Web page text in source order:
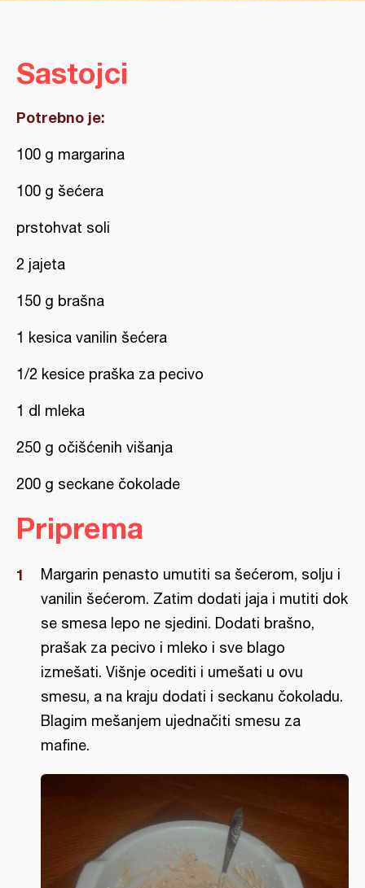
Sastojci
Potrebno je:
100 g margarina
100 g šećera
prstohvat soli
2 jajeta
150 g brašna
1 kesica vanilin šećera
1/2 kesice praška za pecivo
1 dl mleka
250 g očišćenih višanja
200 g seckane čokolade
Priprema
Margarin penasto umutiti sa šećerom, solju i
vanilin šećerom. Zatim dodati jaja i mutiti dok
se smesa lepo ne sjedini. Dodati brašno,
prašak za pecivo i mleko i sve blago
izmešati. Višnje ocediti i umešati u ovu
smesu, a na kraju dodati i seckanu čokoladu.
Blagim mešanjem ujednačiti smesu za
mafine.